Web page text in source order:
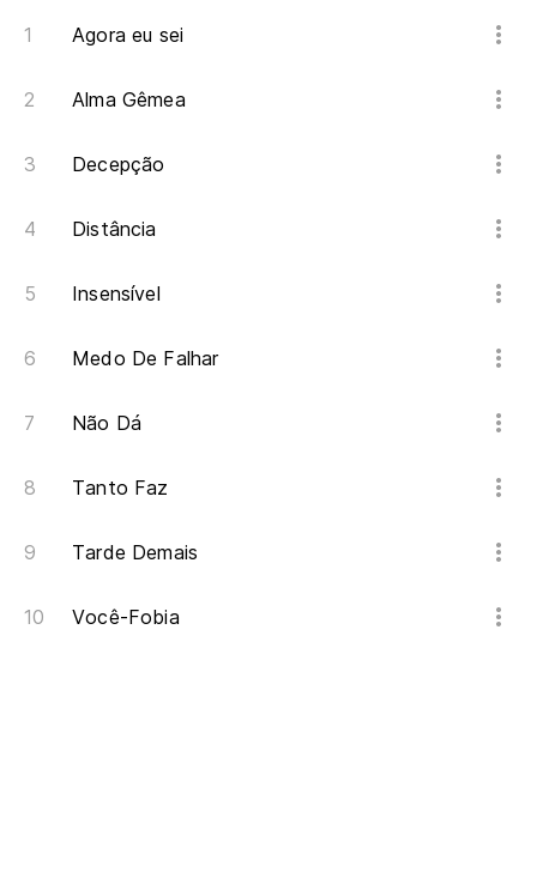
Agora eu sei
Alma Gêmea
Decepção
Distância
Insensível
Medo De Falhar
Não Dá
Tanto Faz
Tarde Demais
Você-Fobia